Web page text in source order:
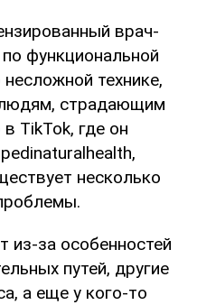
врач-
функциональной
технике,
страдающим
в TikTok, где он
несколько
из-за особенностей
путей, другие
а еще у кого-то